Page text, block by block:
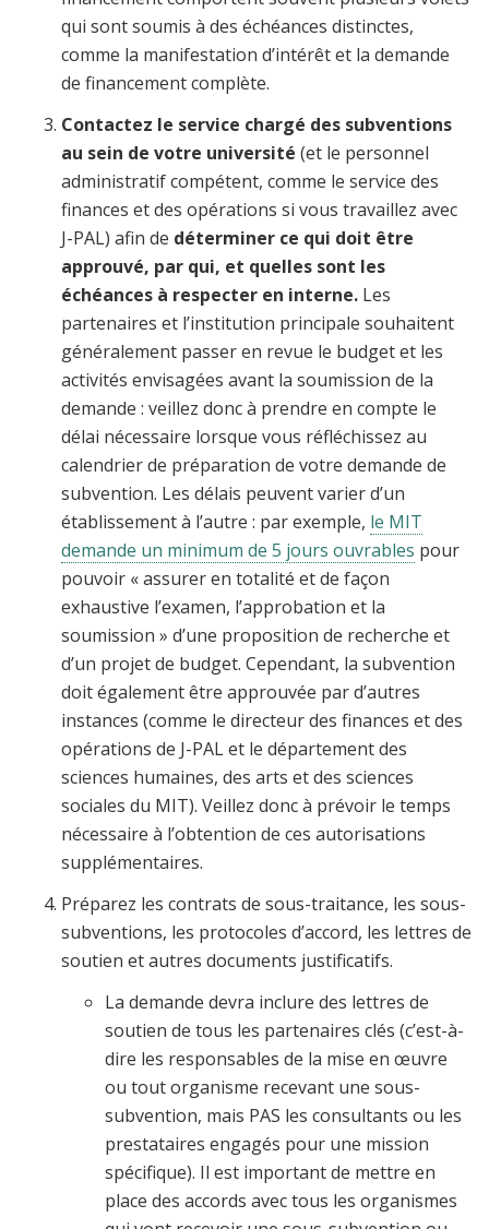
qui sont soumis à des échéances distinctes,
comme la manifestation d’intérêt et la demande
de financement complète.
Contactez le service chargé des subventions
au sein de votre université (et le personnel
administratif compétent, comme le service des
finances et des opérations si vous travaillez avec
J-PAL) afin de déterminer ce qui doit être
approuvé, par qui, et quelles sont les
échéances à respecter en interne. Les
partenaires et l’institution principale souhaitent
généralement passer en revue le budget et les
activités envisagées avant la soumission de la
demande : veillez donc à prendre en compte le
délai nécessaire lorsque vous réfléchissez au
calendrier de préparation de votre demande de
subvention. Les délais peuvent varier d’un
établissement à l’autre : par exemple, le MIT
demande un minimum de 5 jours ouvrables pour
pouvoir « assurer en totalité et de façon
exhaustive l’examen, l’approbation et la
soumission » d’une proposition de recherche et
d’un projet de budget. Cependant, la subvention
doit également être approuvée par d’autres
instances (comme le directeur des finances et des
opérations de J-PAL et le département des
sciences humaines, des arts et des sciences
sociales du MIT). Veillez donc à prévoir le temps
nécessaire à l’obtention de ces autorisations
supplémentaires.
Préparez les contrats de sous-traitance, les sous-
subventions, les protocoles d’accord, les lettres de
soutien et autres documents justificatifs.
La demande devra inclure des lettres de
soutien de tous les partenaires clés (c’est-à-
dire les responsables de la mise en œuvre
ou tout organisme recevant une sous-
subvention, mais PAS les consultants ou les
prestataires engagés pour une mission
spécifique). Il est important de mettre en
place des accords avec tous les organismes